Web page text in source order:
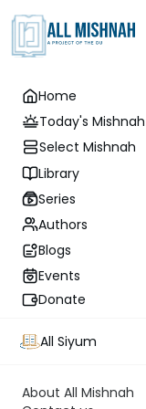
Home
Today's Mishnah
Select Mishnah
Library
Series
Authors
Blogs
Events
Donate
All Siyum
About All Mishnah